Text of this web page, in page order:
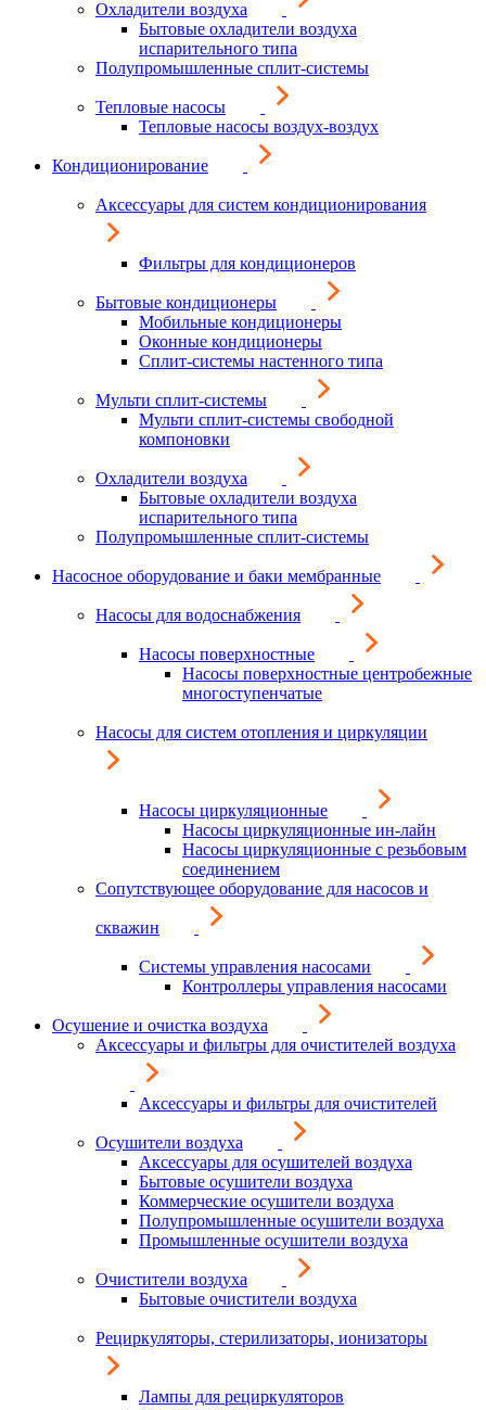
Охладители воздуха
Бытовые охладители воздуха
испарительного типа
Полупромышленные сплит-системы
Тепловые насосы
Тепловые насосы воздух-воздух
Кондиционирование
Аксессуары для систем кондиционирования
Фильтры для кондиционеров
Бытовые кондиционеры
Мобильные кондиционеры
Оконные кондиционеры
Сплит-системы настенного типа
Мульти сплит-системы
Мульти сплит-системы свободной
компоновки
Охладители воздуха
Бытовые охладители воздуха
испарительного типа
Полупромышленные сплит-системы
Насосное оборудование и баки мембранные
Насосы для водоснабжения
Насосы поверхностные
Насосы поверхностные центробежные
многоступенчатые
Насосы для систем отопления и циркуляции
Насосы циркуляционные
Насосы циркуляционные ин-лайн
Насосы циркуляционные с резьбовым
соединением
Сопутствующее оборудование для насосов и
скважин
Системы управления насосами
Контроллеры управления насосами
Осушение и очистка воздуха
Аксессуары и фильтры для очистителей воздуха
Аксессуары и фильтры для очистителей
Осушители воздуха
Аксессуары для осушителей воздуха
Бытовые осушители воздуха
Коммерческие осушители воздуха
Полупромышленные осушители воздуха
Промышленные осушители воздуха
Очистители воздуха
Бытовые очистители воздуха
Рециркуляторы, стерилизаторы, ионизаторы
Лампы для рециркуляторов